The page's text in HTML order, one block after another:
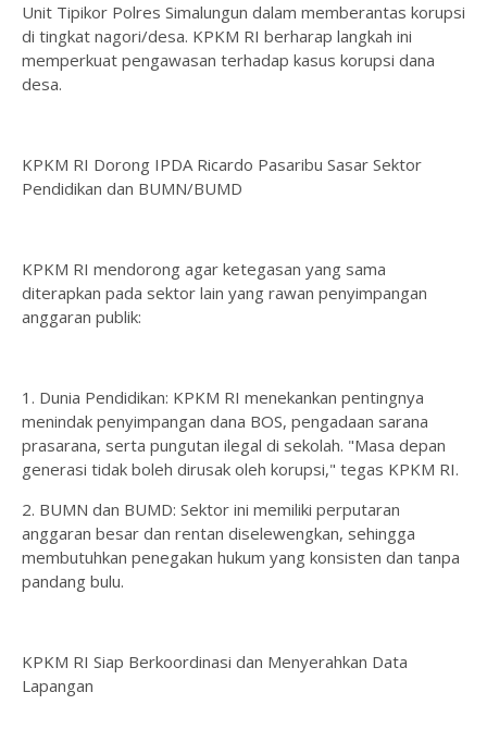
Unit Tipikor Polres Simalungun dalam memberantas korupsi
di tingkat nagori/desa. KPKM RI berharap langkah ini
memperkuat pengawasan terhadap kasus korupsi dana
desa.
KPKM RI Dorong IPDA Ricardo Pasaribu Sasar Sektor
Pendidikan dan BUMN/BUMD
KPKM RI mendorong agar ketegasan yang sama
diterapkan pada sektor lain yang rawan penyimpangan
anggaran publik:
1. Dunia Pendidikan: KPKM RI menekankan pentingnya
menindak penyimpangan dana BOS, pengadaan sarana
prasarana, serta pungutan ilegal di sekolah. "Masa depan
generasi tidak boleh dirusak oleh korupsi," tegas KPKM RI.
2. BUMN dan BUMD: Sektor ini memiliki perputaran
anggaran besar dan rentan diselewengkan, sehingga
membutuhkan penegakan hukum yang konsisten dan tanpa
pandang bulu.
KPKM RI Siap Berkoordinasi dan Menyerahkan Data
Lapangan